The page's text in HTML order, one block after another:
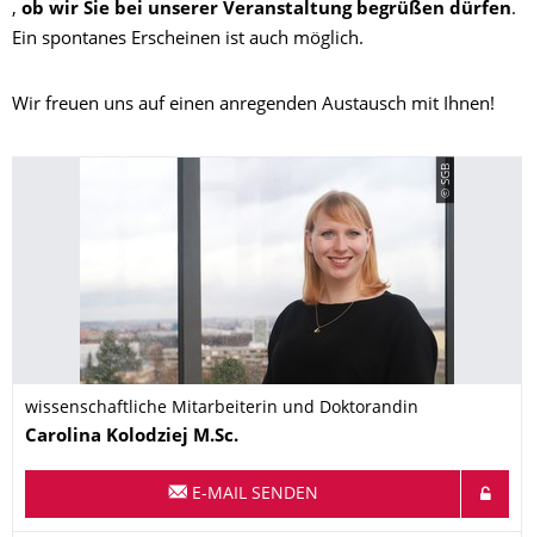
, ob wir Sie bei unserer Veranstaltung begrüßen dürfen.
Ein spontanes Erscheinen ist auch möglich.
Wir freuen uns auf einen anregenden Austausch mit Ihnen!
© SGB
wissenschaftliche Mitarbeiterin und Doktorandin
Name
Carolina Kolodziej M.Sc.
E-MAIL SENDEN